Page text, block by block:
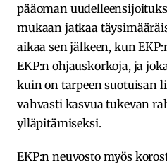
pääoman
mukaan jatkaa
aikaa sen jälkeen, kun
EKP:n ohjauskorkoja, ja
kuin on tarpeen suotuisan
vahvasti kasvua tukevan
ylläpitämiseksi.
EKP:n neuvosto myös